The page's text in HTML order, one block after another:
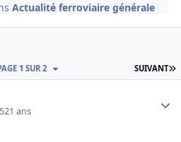
Actualité ferroviaire générale
SUIVANT
1 SUR 2
21 ans